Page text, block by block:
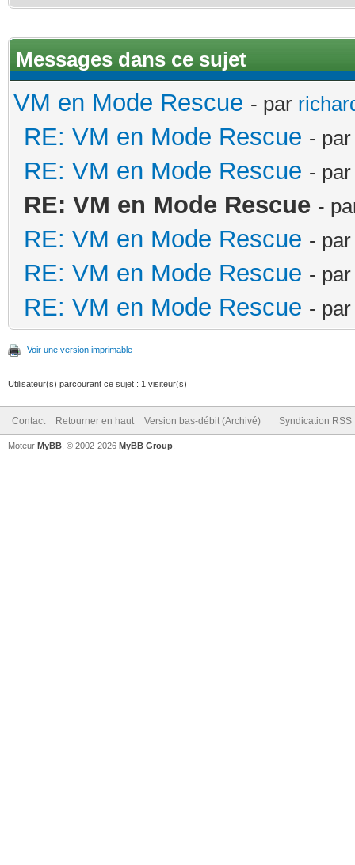
Messages dans ce sujet
VM en Mode Rescue - par
RE: VM en Mode Rescue -
RE: VM en Mode Rescue -
RE: VM en Mode Rescue -
RE: VM en Mode Rescue -
RE: VM en Mode Rescue -
RE: VM en Mode Rescue -
Voir une version imprimable
Utilisateur(s) parcourant ce sujet : 1 visiteur(s)
Contact Retourner en haut Version bas-débit (Archivé) Syndication RSS
Moteur MyBB , © 2002-2026 MyBB Group